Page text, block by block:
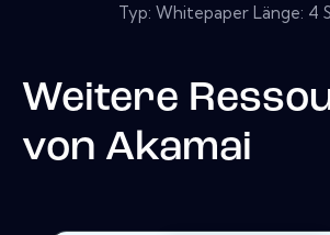
Typ: Whitepaper Länge: 4
Weitere
von Akamai